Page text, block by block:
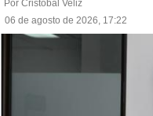
Por Cristóbal Veliz
06 de agosto de 2026, 17:22